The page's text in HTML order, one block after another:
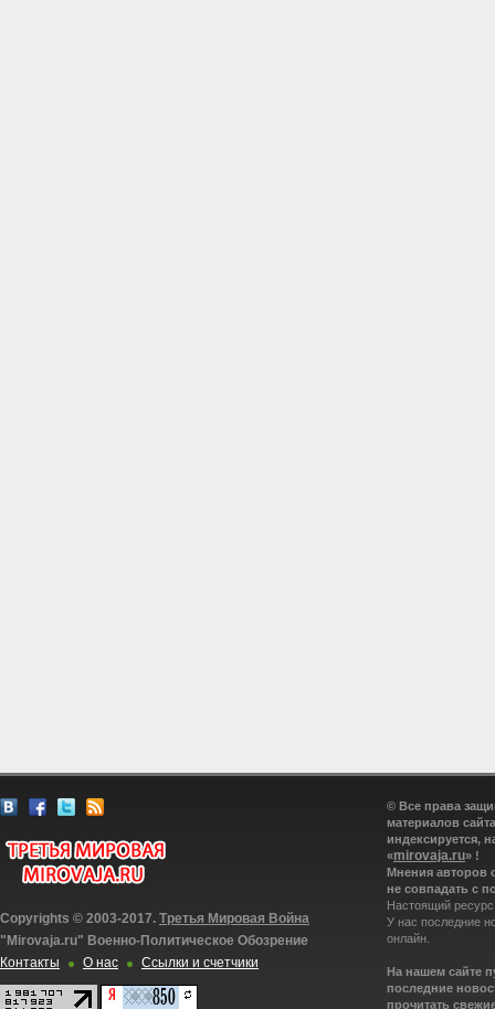
Copyrights © 2003-2017. Третья Мировая Война
"Mirovaja.ru" Военно-Политическое Обозрение
Контакты
О нас Ссылки и счетчики
© Все права
материалов
индексируется,
«mirovaja.ru» !
Мнения авторов
не совпадать с
Настоящий
У нас последние
онлайн.
На нашем сайте
последние
прочитать